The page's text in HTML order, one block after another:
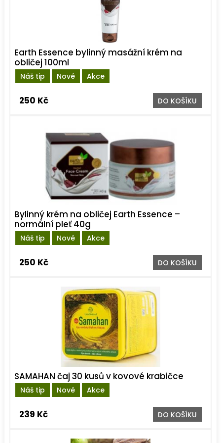
Náš tip Nové Akce
Earth Essence bylinný masážní krém na
obličej 100ml
250 Kč DO KOŠÍKU
Náš tip Nové Akce
Bylinný krém na obličej Earth Essence –
normální pleť 40g
250 Kč DO KOŠÍKU
Náš tip Nové Akce
SAMAHAN čaj 30 kusů v kovové krabičce
239 Kč DO KOŠÍKU